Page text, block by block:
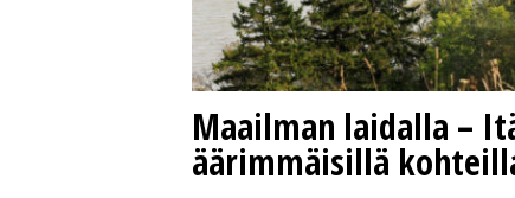
Maailman laidalla –
äärimmäisillä